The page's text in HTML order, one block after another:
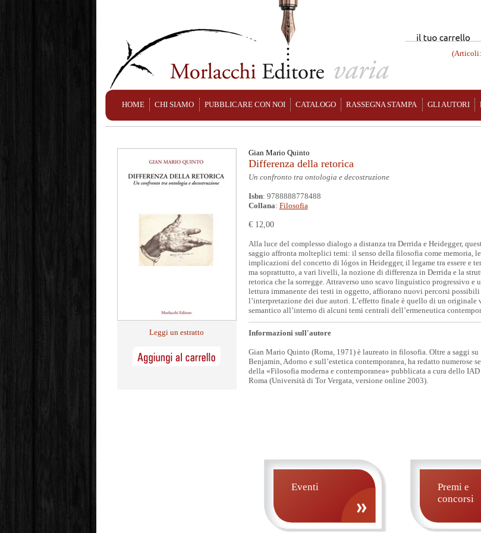
(Articoli:
HOME CHI SIAMO PUBBLICARE CON NOI CATALOGO RASSEGNA STAMPA GLI AUTORI
Leggi un estratto
Gian Mario Quinto
Differenza della retorica
Un confronto tra ontologia e decostruzione
Isbn: 9788888778488
Collana: Filosofia
€ 12,00
Alla luce del complesso dialogo a distanza tra Derrida e Heidegger,
saggio affronta molteplici temi: il senso della filosofia come memoria, le
implicazioni del concetto di lógos in Heidegger, il legame tra essere e
ma soprattutto, a vari livelli, la nozione di differenza in Derrida e la
retorica che la sorregge. Attraverso uno scavo linguistico progressivo e
lettura immanente dei testi in oggetto, affiorano nuovi percorsi possibili
l’interpretazione dei due autori. L’effetto finale è quello di un originale
semantico all’interno di alcuni temi centrali dell’ermeneutica
Informazioni sull'autore
Gian Mario Quinto (Roma, 1971) è laureato in filosofia. Oltre a saggi su
Benjamin, Adorno e sull’estetica contemporanea, ha redatto numerose
della «Filosofia moderna e contemporanea» pubblicata a cura dello
Roma (Università di Tor Vergata, versione online 2003).
Eventi
Premi e
concorsi